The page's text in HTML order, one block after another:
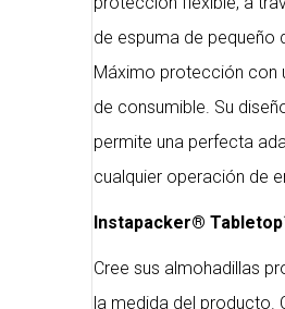
de espuma de pequeño
Máximo protección con
de consumible. Su
permite una perfecta
cualquier operación de
Instapacker®
Cree sus almohadillas
la medida del producto.